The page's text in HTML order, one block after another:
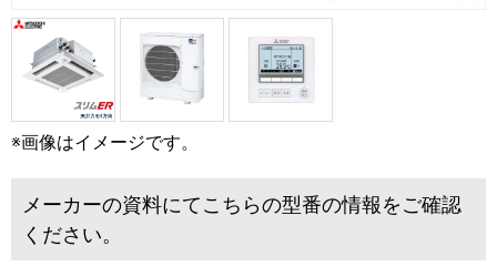
※画像はイメージです。
メーカーの資料にてこちらの型番の情報をご確認
ください。